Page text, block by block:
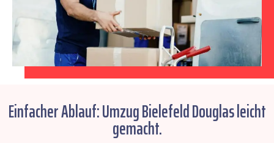
Einfacher Ablauf: Umzug Bielefeld Douglas leicht
gemacht.